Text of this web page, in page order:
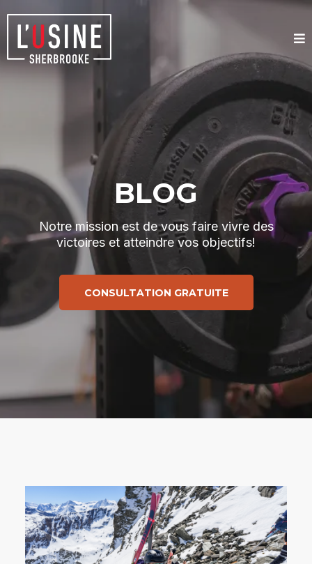
BLOG
Notre mission est de vous faire vivre des
victoires et atteindre vos objectifs!
CONSULTATION GRATUITE